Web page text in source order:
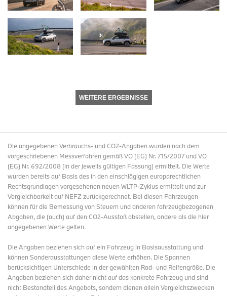
WEITERE ERGEBNISSE
Die angegebenen Verbrauchs- und CO2-Angaben wurden nach dem
vorgeschriebenen Messverfahren gemäß VO (EG) Nr. 715/2007 und VO
(EG) Nr. 692/2008 (in der jeweils gültigen Fassung) ermittelt. Die Werte
wurden bereits auf Basis des in den einschlägigen europarechtlichen
Rechtsgrundlagen vorgesehenen neuen WLTP-Zyklus ermittelt und zur
Vergleichbarkeit auf NEFZ zurückgerechnet. Bei diesen Fahrzeugen
können für die Bemessung von Steuern und anderen fahrzeugbezogenen
Abgaben, die (auch) auf den CO2-Ausstoß abstellen, andere als die hier
angegebenen Werte gelten.
Die Angaben beziehen sich auf ein Fahrzeug in Basisausstattung und
können Sonderausstattungen diese Werte erhöhen. Die Spannen
berücksichtigen Unterschiede in der gewählten Rad- und Reifengröße. Die
Angaben beziehen sich daher nicht auf das konkrete Fahrzeug und sind
nicht Bestandteil des Angebots, sondern dienen allein Vergleichszwecken